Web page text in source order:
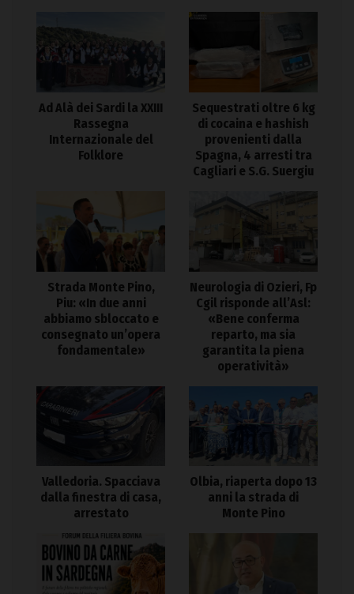
Ad Alà dei Sardi la XXIII
Rassegna
Internazionale del
Folklore
Sequestrati oltre 6 kg
di cocaina e hashish
provenienti dalla
Spagna, 4 arresti tra
Cagliari e S.G. Suergiu
Strada Monte Pino,
Piu: «In due anni
abbiamo sbloccato e
consegnato un’opera
fondamentale»
Neurologia di Ozieri, Fp
Cgil risponde all’Asl:
«Bene conferma
reparto, ma sia
garantita la piena
operatività»
Valledoria. Spacciava
dalla finestra di casa,
arrestato
Olbia, riaperta dopo 13
anni la strada di
Monte Pino